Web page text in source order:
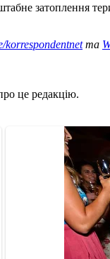
затоплення
korrespondentnetта
це редакцію.